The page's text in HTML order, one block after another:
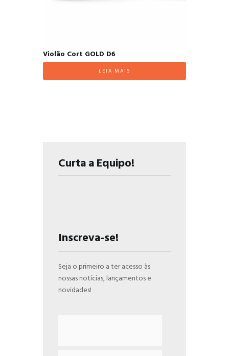
Violão Cort GOLD D6
LEIA MAIS
Curta a Equipo!
Inscreva-se!
Seja o primeiro a ter acesso às
nossas notícias, lançamentos e
novidades!